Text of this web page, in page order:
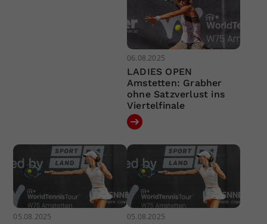
06.08.2025
LADIES OPEN
Amstetten: Grabher
ohne Satzverlust ins
Viertelfinale
05.08.2025 05.08.2025